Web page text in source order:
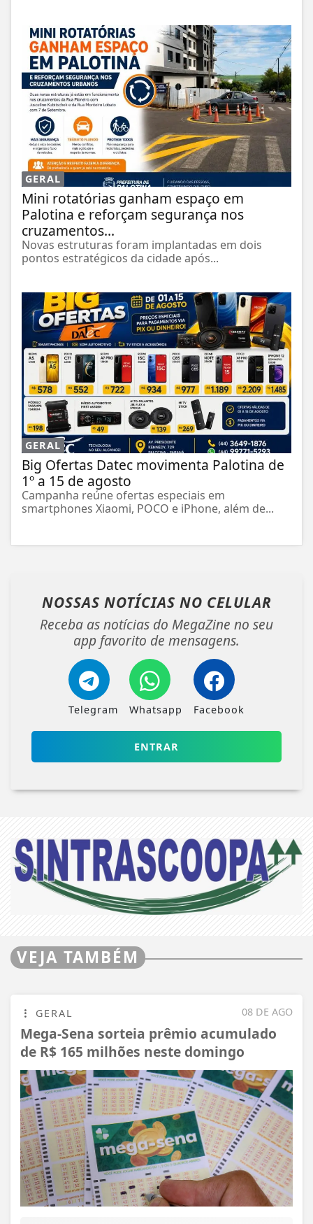
GERAL
Mini rotatórias ganham espaço em
Palotina e reforçam segurança nos
cruzamentos...
Novas estruturas foram implantadas em dois
pontos estratégicos da cidade após...
GERAL
Big Ofertas Datec movimenta Palotina de
1º a 15 de agosto
Campanha reúne ofertas especiais em
smartphones Xiaomi, POCO e iPhone, além de...
NOSSAS NOTÍCIAS NO CELULAR
Receba as notícias do MegaZine no seu
app favorito de mensagens.
Telegram Whatsapp Facebook
ENTRAR
VEJA TAMBÉM
08 DE AGO
GERAL
Mega-Sena sorteia prêmio acumulado
de R$ 165 milhões neste domingo